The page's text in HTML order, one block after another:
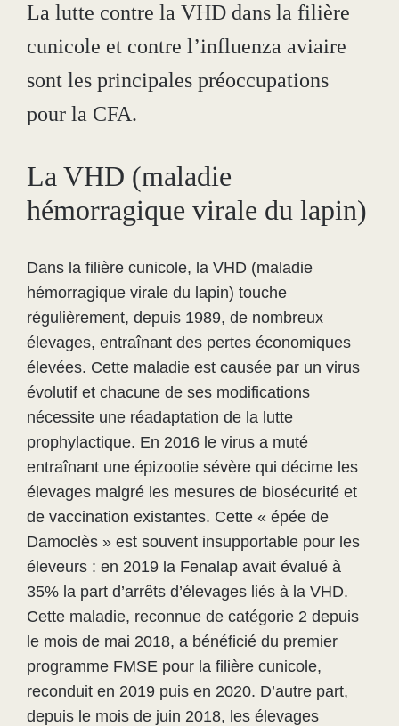
La lutte contre la VHD dans la filière
cunicole et contre l’influenza aviaire
sont les principales préoccupations
pour la CFA.
La VHD (maladie
hémorragique virale du lapin)
Dans la filière cunicole, la VHD (maladie
hémorragique virale du lapin) touche
régulièrement, depuis 1989, de nombreux
élevages, entraînant des pertes économiques
élevées. Cette maladie est causée par un virus
évolutif et chacune de ses modifications
nécessite une réadaptation de la lutte
prophylactique. En 2016 le virus a muté
entraînant une épizootie sévère qui décime les
élevages malgré les mesures de biosécurité et
de vaccination existantes. Cette « épée de
Damoclès » est souvent insupportable pour les
éleveurs : en 2019 la Fenalap avait évalué à
35% la part d’arrêts d’élevages liés à la VHD.
Cette maladie, reconnue de catégorie 2 depuis
le mois de mai 2018, a bénéficié du premier
programme FMSE pour la filière cunicole,
reconduit en 2019 puis en 2020. D’autre part,
depuis le mois de juin 2018, les élevages